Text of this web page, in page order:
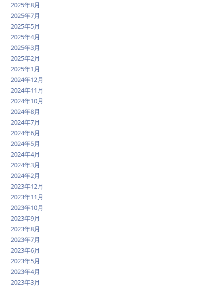
2025年8月
2025年7月
2025年5月
2025年4月
2025年3月
2025年2月
2025年1月
2024年12月
2024年11月
2024年10月
2024年8月
2024年7月
2024年6月
2024年5月
2024年4月
2024年3月
2024年2月
2023年12月
2023年11月
2023年10月
2023年9月
2023年8月
2023年7月
2023年6月
2023年5月
2023年4月
2023年3月